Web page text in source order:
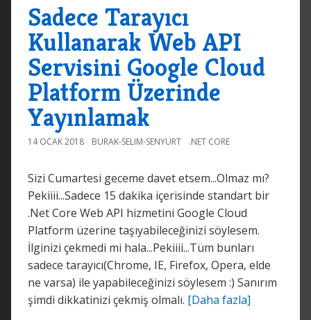
Sadece Tarayıcı
Kullanarak Web API
Servisini Google Cloud
Platform Üzerinde
Yayınlamak
14 OCAK 2018 BURAK-SELIM-SENYURT .NET CORE
Sizi Cumartesi geceme davet etsem...Olmaz mı?
Pekiiii...Sadece 15 dakika içerisinde standart bir
.Net Core Web API hizmetini Google Cloud
Platform üzerine taşıyabileceğinizi söylesem.
İlginizi çekmedi mi hala...Pekiiii...Tüm bunları
sadece tarayıcı(Chrome, IE, Firefox, Opera, elde
ne varsa) ile yapabileceğinizi söylesem :) Sanırım
şimdi dikkatinizi çekmiş olmalı. [Daha fazla]